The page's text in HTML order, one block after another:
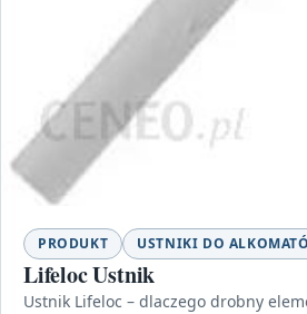
PRODUKT USTNIKI DO
Lifeloc Ustnik
Ustnik Lifeloc – dlaczego drobny